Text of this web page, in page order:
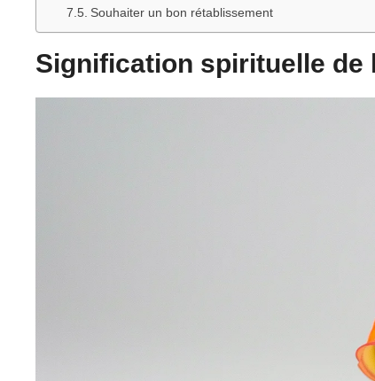
Souhaiter un bon rétablissement
Signification spirituelle de